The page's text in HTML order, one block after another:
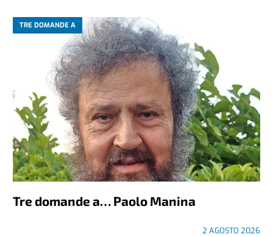
TRE DOMANDE A
Tre domande a… Paolo Manina
2 AGOSTO 2026